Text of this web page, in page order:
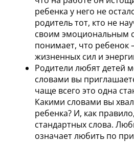
ребенка у него не
родитель тот, кто не
своим эмоциональным
понимает, что ребенок
жизненных сил и
Родители любят детей
словами вы
чаще всего это одна
Какими словами вы
ребенка? И, как
стандартных слова.
означает любить по